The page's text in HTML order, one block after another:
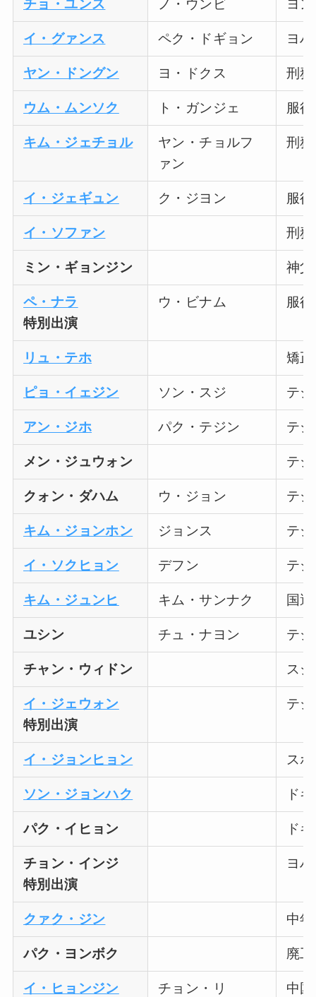
チョ・ユンス ノ・ウンビ ヨ
イ・グァンス ペク・ドギョン ヨ
ヤン・ドングン ヨ・ドクス 刑
ウム・ムンソク ト・ガンジェ 服
キム・ジェチョル
ヤン・チョルフ
ァン
刑
イ・ジェギュン ク・ジヨン 服
イ・ソファン 刑
ミン・ギョンジン 神父
ペ・ナラ
特別出演
ウ・ビナム 服
リュ・テホ 矯
ピョ・イェジン ソン・スジ テ
アン・ジホ パク・テジン テ
メン・ジュウォン テ
クォン・ダハム ウ・ジョン テ
キム・ジョンホン ジョンス テ
イ・ソクヒョン デフン テ
キム・ジュンヒ キム・サンナク 国
ユシン チュ・ナヨン テ
チャン・ウィドン ス
イ・ジェウォン
特別出演
テ
イ・ジョンヒョン ス
ソン・ジョンハク ド
パク・イヒョン ド
チョン・インジ
特別出演
ヨ
クァク・ジン 中
パク・ヨンボク 廃
イ・ヒョンジン チョン・リ 中